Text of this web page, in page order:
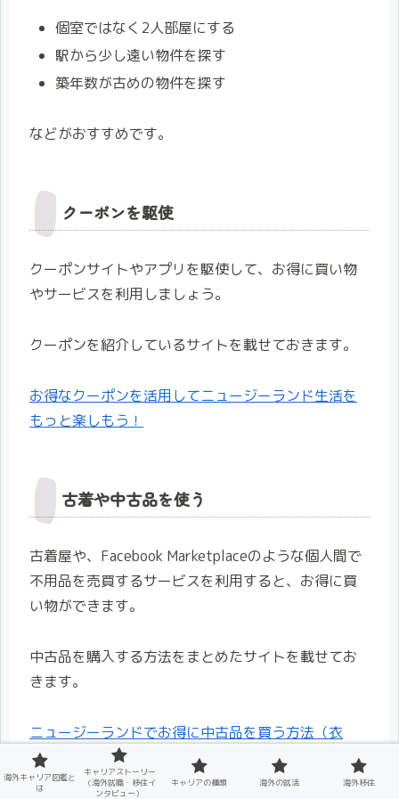
個室ではなく2人部屋にする
駅から少し遠い物件を探す
築年数が古めの物件を探す
などがおすすめです。
クーポンを駆使
クーポンサイトやアプリを駆使して、お得に買い物
やサービスを利用しましょう。
クーポンを紹介しているサイトを載せておきます。
お得なクーポンを活用してニュージーランド生活を
もっと楽しもう！
古着や中古品を使う
古着屋や、Facebook Marketplaceのような個人間で
不用品を売買するサービスを利用すると、お得に買
い物ができます。
中古品を購入する方法をまとめたサイトを載せてお
きます。
ニュージーランドでお得に中古品を買う方法（衣
服・日用雑貨編）
海外キャリア図鑑と
は
キャリアストーリー
（海外就職・移住イ
ンタビュー）
キャリアの種類 海外の就活 海外移住